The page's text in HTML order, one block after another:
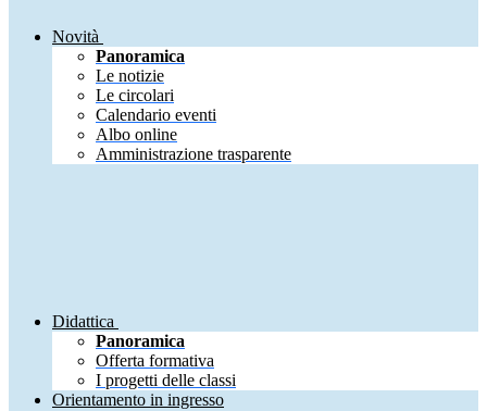
Novità
Panoramica
Le notizie
Le circolari
Calendario eventi
Albo online
Amministrazione trasparente
Didattica
Panoramica
Offerta formativa
I progetti delle classi
Orientamento in ingresso